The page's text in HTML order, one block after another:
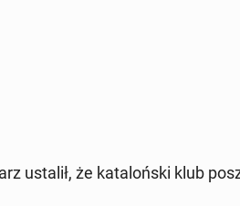
ustalił, że ka­ta­loń­ski klub